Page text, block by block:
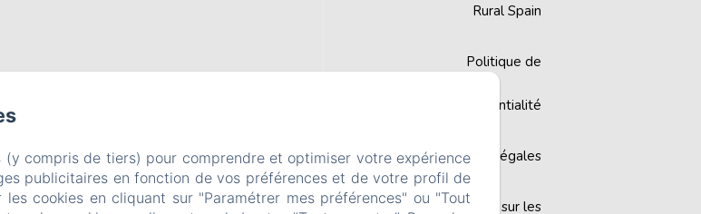
Rural Spain
Politique de
confidentialité
Informations légales
Informations sur les
compris de tiers) pour comprendre et optimiser votre expérience
publicitaires en fonction de vos préférences et de votre profil de
cookies en cliquant sur "Paramétrer mes préférences" ou "Tout